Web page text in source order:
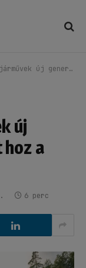
új energiát hoz a Scania kínálatába
új
a
6 perc